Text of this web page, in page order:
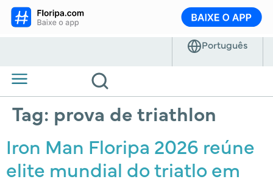
Tag: prova de triathlon
Iron Man Floripa 2026 reúne
elite mundial do triatlo em